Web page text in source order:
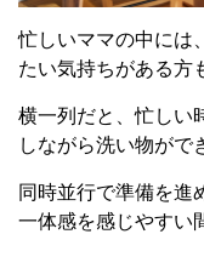
忙しいママの中には
たい気持ちがある方
横一列だと、忙しい
しながら洗い物がで
同時並行で準備を進
一体感を感じやすい